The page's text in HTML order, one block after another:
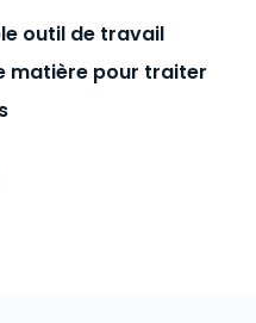
outil de travail
matière pour traiter